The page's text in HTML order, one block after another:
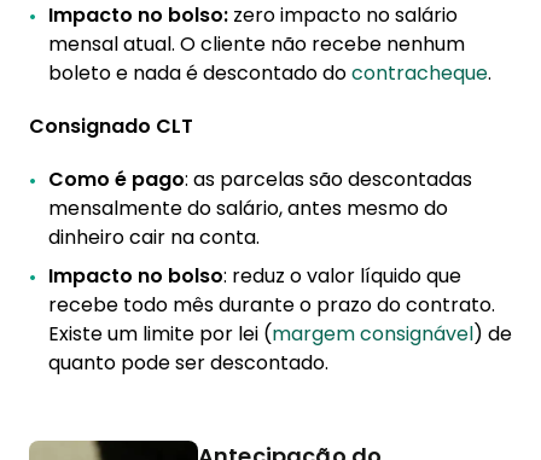
Impacto no bolso: zero impacto no salário
mensal atual. O cliente não recebe nenhum
boleto e nada é descontado docontracheque.
Consignado CLT
Como é pago: as parcelas são descontadas
mensalmente do salário, antes mesmo do
dinheiro cair na conta.
Impacto no bolso: reduz o valor líquido que
recebe todo mês durante o prazo do contrato.
Existe um limite por lei (margem consignável) de
quanto pode ser descontado.